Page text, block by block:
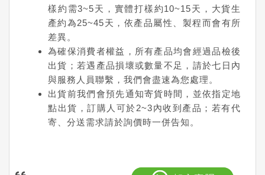
樣約需3~5天，實體打樣約10~15天，大貨生
產約為25~45天，依產品屬性、製程而會有所
差異。
為確保消費者權益，所有產品均會經過品檢後
出貨；若遇產品損壞或數量不足，請於七日內
與服務人員聯繫，我們會盡速為您處理。
出貨前我們會預先通知寄貨時間，並依指定地
點出貨，訂購人可於2~3內收到產品；若有代
寄、分送需求請於詢價時一併告知。